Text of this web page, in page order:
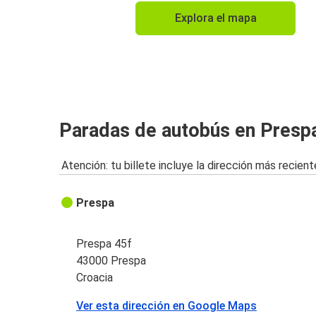
Explora el mapa
Paradas de autobús en
Atención: tu billete incluye la dirección más
Prespa
Prespa 45f
43000 Prespa
Croacia
Ver esta dirección en Google Maps